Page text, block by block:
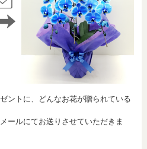
ントに、どんなお花が贈られている
ールにてお送りさせていただきま